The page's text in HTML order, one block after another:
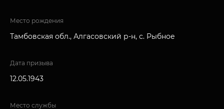
Место рождения
Тамбовская обл., Алгасовский р-н, с. Рыбное
Дата призыва
12.05.1943
Место службы